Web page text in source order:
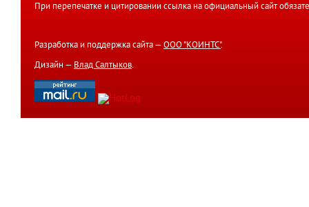
При перепечатке и цитировании ссылка на официальный сайт
Разработка и поддержка сайта — ООО "КОИНТС".
Дизайн — Влад Салтыков.